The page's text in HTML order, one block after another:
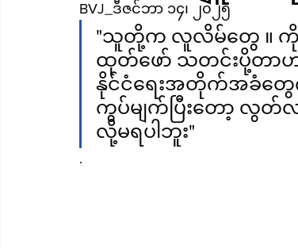
BVJ_ဒီဇင်ဘာ ၁၄၊ ၂၀၂၅
"သူတို့က လူလိမ်တွေ ။ ကိုယ့်
ထုတ်ဖော် သတင်းပို့တာဟ
နိုင်ငံရေးအတိုက်အခံတွေကို
ကွပ်မျက်ပြီးတော့ လွတ်
လို့မရပါဘူး"
.